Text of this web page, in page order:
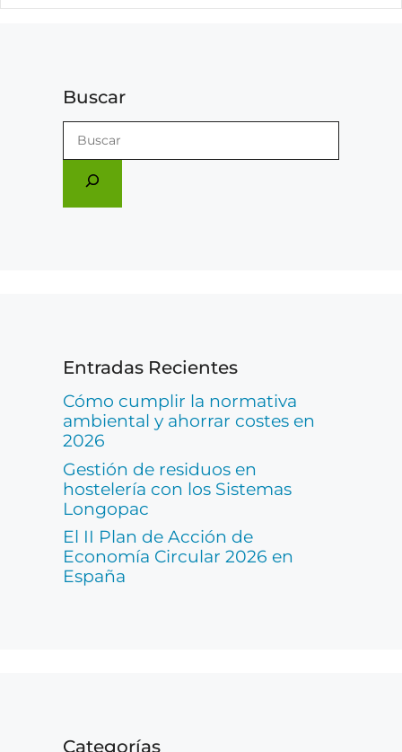
Buscar
Entradas Recientes
Cómo cumplir la normativa
ambiental y ahorrar costes en
2026
Gestión de residuos en
hostelería con los Sistemas
Longopac
El II Plan de Acción de
Economía Circular 2026 en
España
Categorías